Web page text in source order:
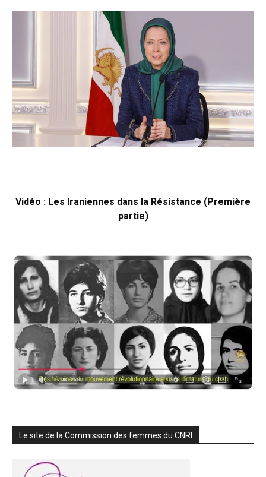
Vidéo : Les Iraniennes dans la Résistance (Première
partie)
Le site de la Commission des femmes du CNRI